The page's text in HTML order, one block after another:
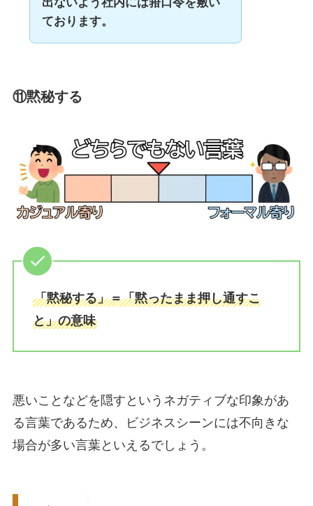
ております。
⑪黙秘する
「黙秘する」＝「黙ったまま押し通すこ
と」の意味
悪いことなどを隠すというネガティブな印象があ
る言葉であるため、ビジネスシーンには不向きな
場合が多い言葉といえるでしょう。